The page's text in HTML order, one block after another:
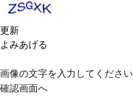
更新
よみあげる
画像の文字を入力してください